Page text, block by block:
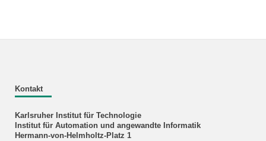
Kontakt
Karlsruher Institut für Technologie
Institut für Automation und angewandte Informatik
Hermann-von-Helmholtz-Platz 1